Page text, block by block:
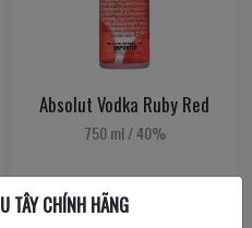
Absolut Vodka Ruby Red
750 ml /40%
TÂY CHÍNH HÃNG